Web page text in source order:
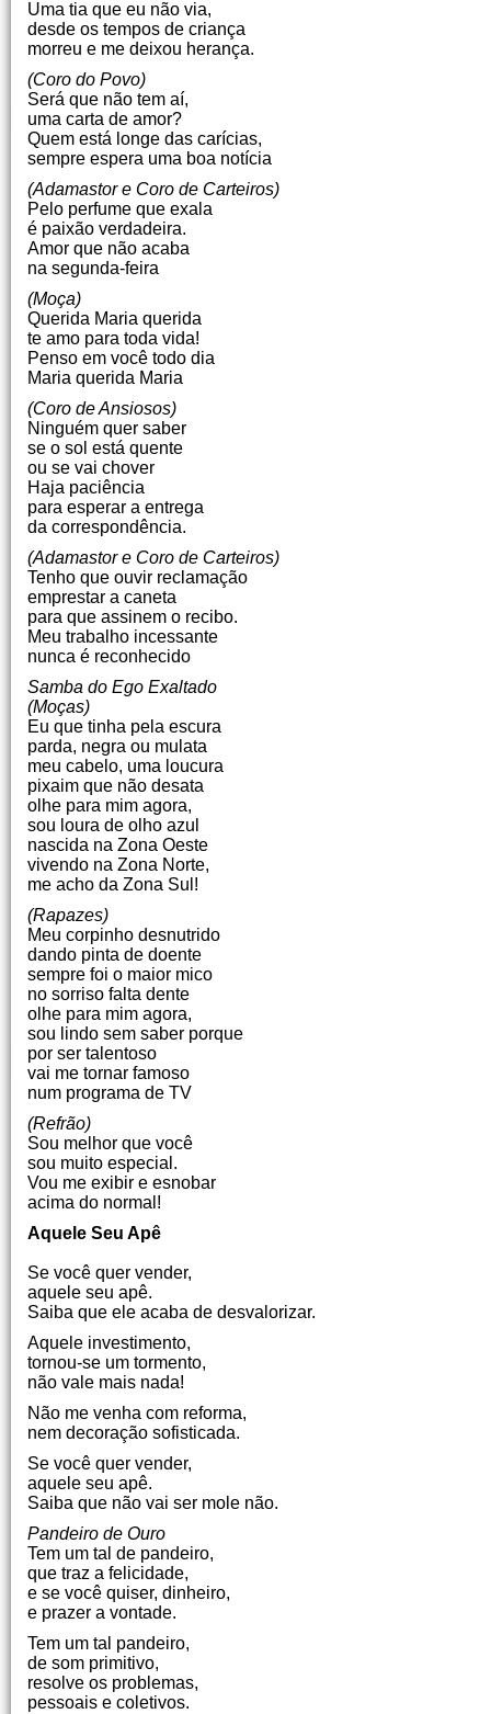
Uma tia que eu não via,
desde os tempos de criança
morreu e me deixou herança.
(Coro do Povo)
Será que não tem aí,
uma carta de amor?
Quem está longe das carícias,
sempre espera uma boa notícia
(Adamastor e Coro de Carteiros)
Pelo perfume que exala
é paixão verdadeira.
Amor que não acaba
na segunda-feira
(Moça)
Querida Maria querida
te amo para toda vida!
Penso em você todo dia
Maria querida Maria
(Coro de Ansiosos)
Ninguém quer saber
se o sol está quente
ou se vai chover
Haja paciência
para esperar a entrega
da correspondência.
(Adamastor e Coro de Carteiros)
Tenho que ouvir reclamação
emprestar a caneta
para que assinem o recibo.
Meu trabalho incessante
nunca é reconhecido
Samba do Ego Exaltado
(Moças)
Eu que tinha pela escura
parda, negra ou mulata
meu cabelo, uma loucura
pixaim que não desata
olhe para mim agora,
sou loura de olho azul
nascida na Zona Oeste
vivendo na Zona Norte,
me acho da Zona Sul!
(Rapazes)
Meu corpinho desnutrido
dando pinta de doente
sempre foi o maior mico
no sorriso falta dente
olhe para mim agora,
sou lindo sem saber porque
por ser talentoso
vai me tornar famoso
num programa de TV
(Refrão)
Sou melhor que você
sou muito especial.
Vou me exibir e esnobar
acima do normal!
Aquele Seu Apê
Se você quer vender,
aquele seu apê.
Saiba que ele acaba de desvalorizar.
Aquele investimento,
tornou-se um tormento,
não vale mais nada!
Não me venha com reforma,
nem decoração sofisticada.
Se você quer vender,
aquele seu apê.
Saiba que não vai ser mole não.
Pandeiro de Ouro
Tem um tal de pandeiro,
que traz a felicidade,
e se você quiser, dinheiro,
e prazer a vontade.
Tem um tal pandeiro,
de som primitivo,
resolve os problemas,
pessoais e coletivos.